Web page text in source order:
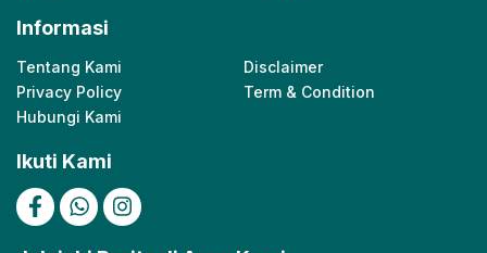
Informasi
Tentang Kami
Disclaimer
Privacy Policy
Term & Condition
Hubungi Kami
Ikuti Kami